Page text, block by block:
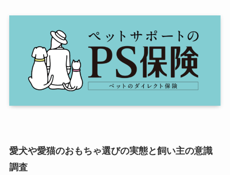
愛犬や愛猫のおもちゃ選びの実態と飼い主の意識
調査